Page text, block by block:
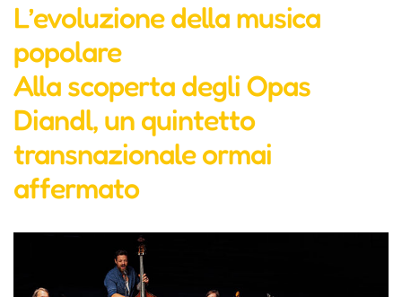
L’evoluzione della musica
popolare
Alla scoperta degli Opas
Diandl, un quintetto
transnazionale ormai
affermato